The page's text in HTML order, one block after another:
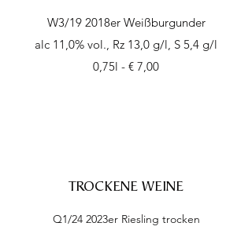
W3/19 2018er Weißburgunder
alc 11,0% vol., Rz 13,0 g/l, S 5,4 g/l
0,75l - € 7,00
TROCKENE WEINE
Q1/24 2023er Riesling trocken